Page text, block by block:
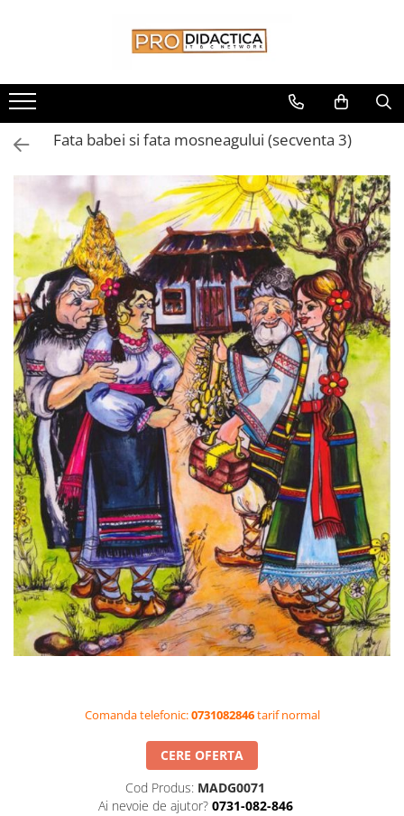
Oferta PNRR/PNRAS
Pachete Echipamente Sali Clasa
Pachete Echipamente Sala Clasa
Table/Display-uri Interactive
Table Interactive
Display-uri Interactive
Suporti/Standuri/Accesorii
Imprimante si Multifunctionale
Imprimante si Scanere 3D
Imprimante 3D
Creioane 3D
Accesorii 3D
Camere Documente
Videoproiectoare si Accesorii
Videoproiectoare
Accesorii
Suporti
Videoconferinta si Colaborare
Camere Videoconferinta
Boxe si Soundbar
Tehnologie Educationala
Ochelari VR-3D
Kit Robotic Educational
Table/Display-uri Interactive
Accesorii/Standuri
Fata babei si fata mosneagului (secventa 3)
Comanda telefonic:0731082846tarif normal
CERE OFERTA
Cod Produs: MADG0071
Ai nevoie de ajutor? 0731-082-846